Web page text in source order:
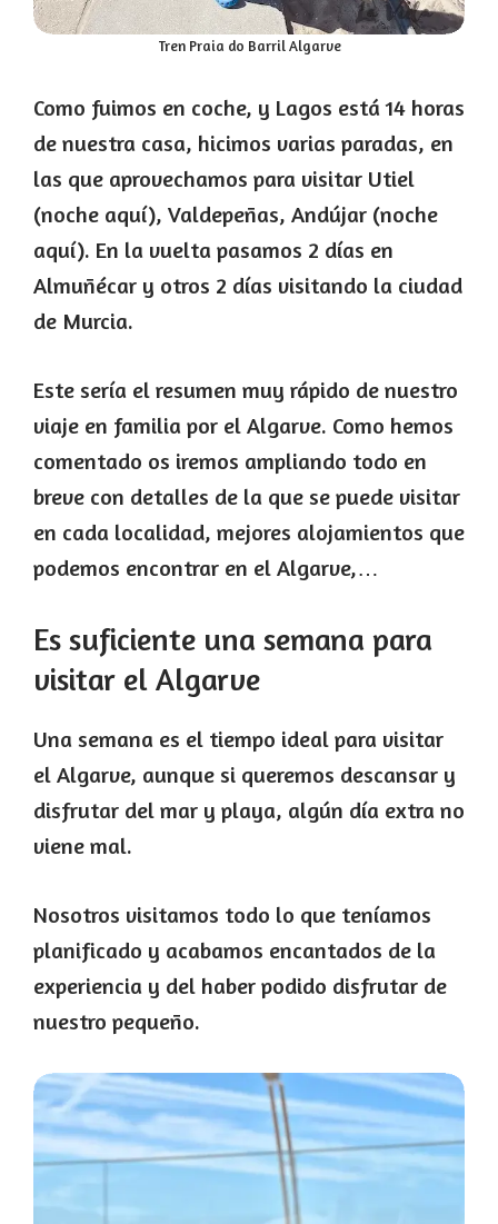
Tren Praia do Barril Algarve
Como fuimos en coche, y Lagos está 14 horas
de nuestra casa, hicimos varias paradas, en
las que aprovechamos para visitar Utiel
(noche aquí), Valdepeñas, Andújar (noche
aquí). En la vuelta pasamos 2 días en
Almuñécar y otros 2 días visitando la ciudad
de Murcia.
Este sería el resumen muy rápido de nuestro
viaje en familia por el Algarve. Como hemos
comentado os iremos ampliando todo en
breve con detalles de la que se puede visitar
en cada localidad, mejores alojamientos que
podemos encontrar en el Algarve,…
Es suficiente una semana para
visitar el Algarve
Una semana es el tiempo ideal para visitar
el Algarve, aunque si queremos descansar y
disfrutar del mar y playa, algún día extra no
viene mal.
Nosotros visitamos todo lo que teníamos
planificado y acabamos encantados de la
experiencia y del haber podido disfrutar de
nuestro pequeño.